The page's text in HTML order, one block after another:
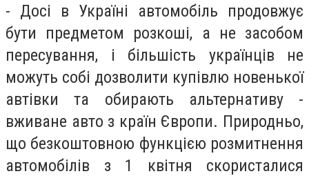
- Досі в Україні автомобіль продовжує
бути предметом розкоші, а не засобом
пересування, і більшість українців не
можуть собі дозволити купівлю новенької
автівки та обирають альтернативу -
вживане авто з країн Європи. Природньо,
що безкоштовною функцією розмитнення
автомобілів з 1 квітня скористалися